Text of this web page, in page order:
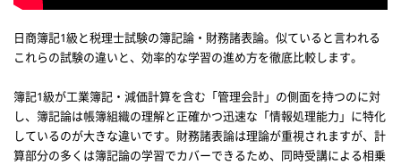
日商簿記1級と税理士試験の簿記論・財務諸表論。似ていると言われる
これらの試験の違いと、効率的な学習の進め方を徹底比較します。
簿記1級が工業簿記・減価計算を含む「管理会計」の側面を持つのに対
し、簿記論は帳簿組織の理解と正確かつ迅速な「情報処理能力」に特化
しているのが大きな違いです。財務諸表論は理論が重視されますが、計
算部分の多くは簿記論の学習でカバーできるため、同時受講による相乗